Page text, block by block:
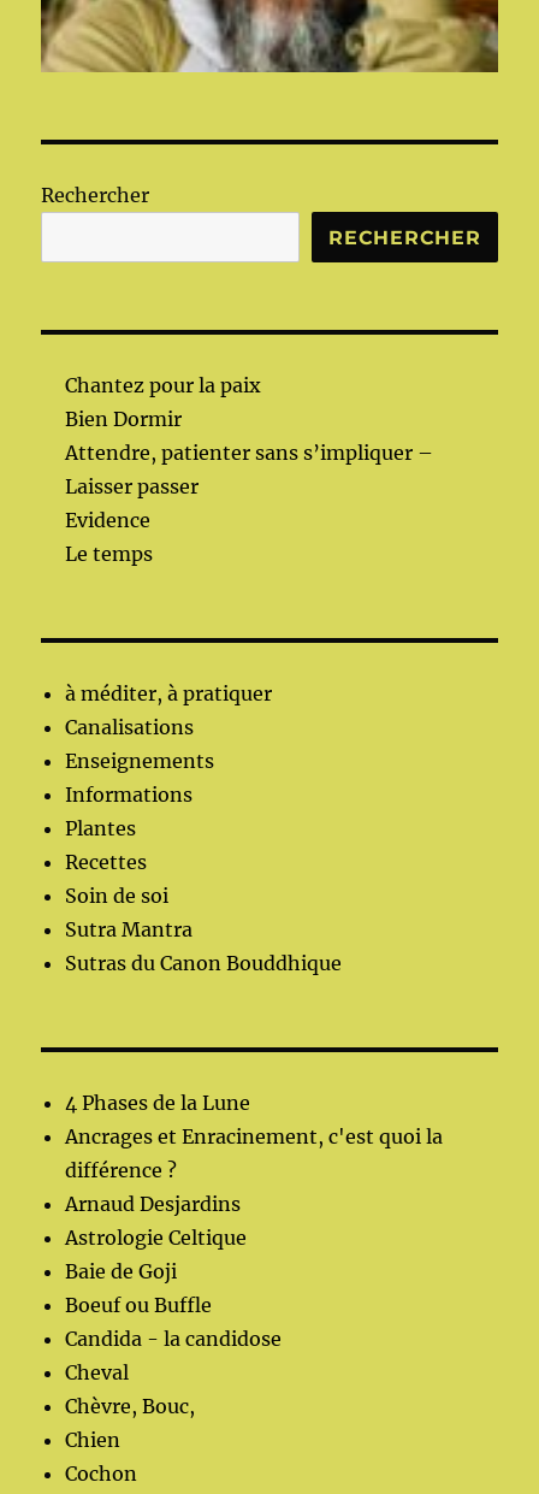
Rechercher
RECHERCHER
Chantez pour la paix
Bien Dormir
Attendre, patienter sans s’impliquer –
Laisser passer
Evidence
Le temps
à méditer, à pratiquer
Canalisations
Enseignements
Informations
Plantes
Recettes
Soin de soi
Sutra Mantra
Sutras du Canon Bouddhique
4 Phases de la Lune
Ancrages et Enracinement, c'est quoi la
différence ?
Arnaud Desjardins
Astrologie Celtique
Baie de Goji
Boeuf ou Buffle
Candida - la candidose
Cheval
Chèvre, Bouc,
Chien
Cochon